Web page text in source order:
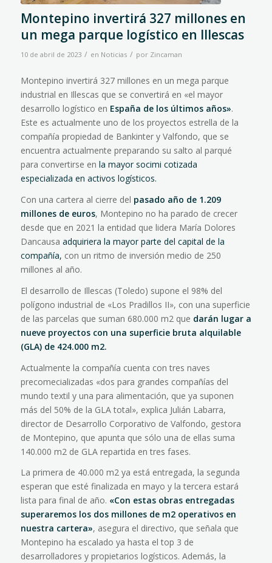
Montepino invertirá 327 millones en
un mega parque logístico en Illescas
10 de abril de 2023 / en Noticias / por Zincaman
Montepino invertirá 327 millones en un mega parque
industrial en Illescas que se convertirá en «el mayor
desarrollo logístico en España de los últimos años».
Este es actualmente uno de los proyectos estrella de la
compañía propiedad de Bankinter y Valfondo, que se
encuentra actualmente preparando su salto al parqué
para convertirse en la mayor socimi cotizada
especializada en activos logísticos.
Con una cartera al cierre del pasado año de 1.209
millones de euros, Montepino no ha parado de crecer
desde que en 2021 la entidad que lidera María Dolores
Dancausa adquiriera la mayor parte del capital de la
compañía, con un ritmo de inversión medio de 250
millones al año.
El desarrollo de Illescas (Toledo) supone el 98% del
polígono industrial de «Los Pradillos II», con una superficie
de las parcelas que suman 680.000 m2 que darán lugar a
nueve proyectos con una superficie bruta alquilable
(GLA) de 424.000 m2.
Actualmente la compañía cuenta con tres naves
precomecializadas «dos para grandes compañías del
mundo textil y una para alimentación, que ya suponen
más del 50% de la GLA total», explica Julián Labarra,
director de Desarrollo Corporativo de Valfondo, gestora
de Montepino, que apunta que sólo una de ellas suma
140.000 m2 de GLA repartida en tres fases.
La primera de 40.000 m2 ya está entregada, la segunda
esperan que esté finalizada en mayo y la tercera estará
lista para final de año. «Con estas obras entregadas
superaremos los dos millones de m2 operativos en
nuestra cartera», asegura el directivo, que señala que
Montepino ha escalado ya hasta el top 3 de
desarrolladores y propietarios logísticos. Además, la